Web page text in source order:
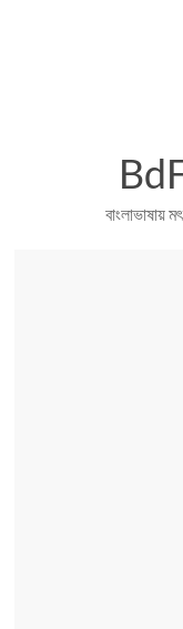
বাংলাভাষায়